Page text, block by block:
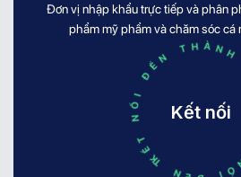
Đơn vị nhập khẩu trực tiếp và phân
phẩm mỹ phẩm và chăm sóc cá
KẾT NỐI ĐẾN THÀNH CÔNGKết nối